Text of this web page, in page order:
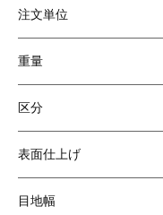
注文単位
重量
区分
表面仕上げ
目地幅